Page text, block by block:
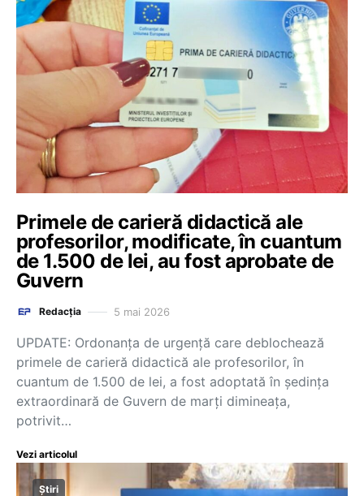
Primele de carieră didactică ale
profesorilor, modificate, în cuantum
de 1.500 de lei, au fost aprobate de
Guvern
Redacția 5 mai 2026
UPDATE: Ordonanța de urgență care deblochează
primele de carieră didactică ale profesorilor, în
cuantum de 1.500 de lei, a fost adoptată în ședința
extraordinară de Guvern de marți dimineața,
potrivit…
Vezi articolul
Știri